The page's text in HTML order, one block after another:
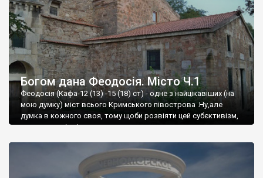
Богом дана Феодосія. Місто Ч.1
Феодосія (Кафа-12 (13) -15 (18) ст) - одне з найцікавіших (на
мою думку) міст всього Кримського півострова .Ну,але
думка в кожного своя, тому щоби розвіяти цей субєктивізм,
запрошую відвідати це